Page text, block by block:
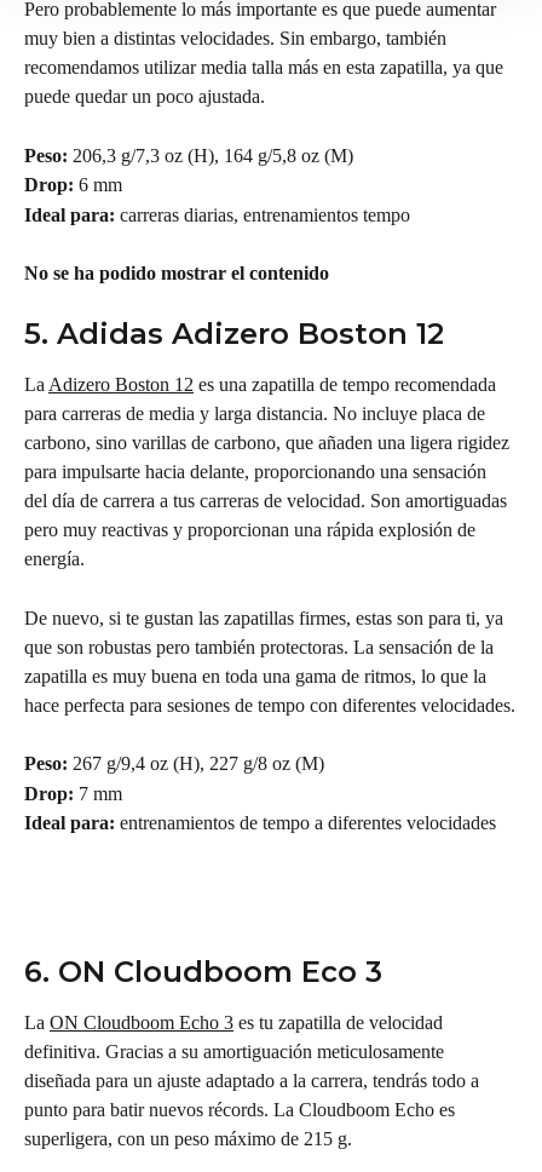
Pero probablemente lo más importante es que puede aumentar
muy bien a distintas velocidades. Sin embargo, también
recomendamos utilizar media talla más en esta zapatilla, ya que
puede quedar un poco ajustada.
Peso: 206,3 g/7,3 oz (H), 164 g/5,8 oz (M)
Drop: 6 mm
Ideal para: carreras diarias, entrenamientos tempo
No se ha podido mostrar el contenido
5. Adidas Adizero Boston 12
La Adizero Boston 12 es una zapatilla de tempo recomendada
para carreras de media y larga distancia. No incluye placa de
carbono, sino varillas de carbono, que añaden una ligera rigidez
para impulsarte hacia delante, proporcionando una sensación
del día de carrera a tus carreras de velocidad. Son amortiguadas
pero muy reactivas y proporcionan una rápida explosión de
energía.
De nuevo, si te gustan las zapatillas firmes, estas son para ti, ya
que son robustas pero también protectoras. La sensación de la
zapatilla es muy buena en toda una gama de ritmos, lo que la
hace perfecta para sesiones de tempo con diferentes velocidades.
Peso: 267 g/9,4 oz (H), 227 g/8 oz (M)
Drop: 7 mm
Ideal para: entrenamientos de tempo a diferentes velocidades
6. ON Cloudboom Eco 3
La ON Cloudboom Echo 3 es tu zapatilla de velocidad
definitiva. Gracias a su amortiguación meticulosamente
diseñada para un ajuste adaptado a la carrera, tendrás todo a
punto para batir nuevos récords. La Cloudboom Echo es
superligera, con un peso máximo de 215 g.